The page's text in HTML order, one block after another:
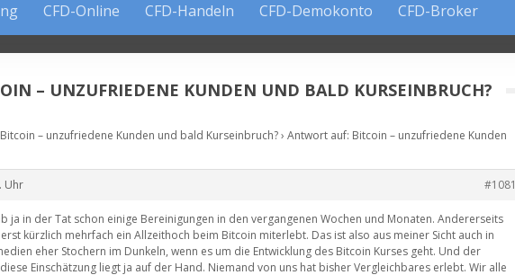
CFD-Online CFD-Handeln CFD-Demokonto CFD-Broker
– UNZUFRIEDENE KUNDEN UND BALD KURSEINBRUCH?
Bitcoin – unzufriedene Kunden und bald Kurseinbruch?› Antwort auf: Bitcoin – unzufriedene Kunden
Uhr #1081
ja in der Tat schon einige Bereinigungen in den vergangenen Wochen und Monaten. Andererseits
kürzlich mehrfach ein Allzeithoch beim Bitcoin miterlebt. Das ist also aus meiner Sicht auch in
eher Stochern im Dunkeln, wenn es um die Entwicklung des Bitcoin Kurses geht. Und der
Einschätzung liegt ja auf der Hand. Niemand von uns hat bisher Vergleichbares erlebt. Wir alle